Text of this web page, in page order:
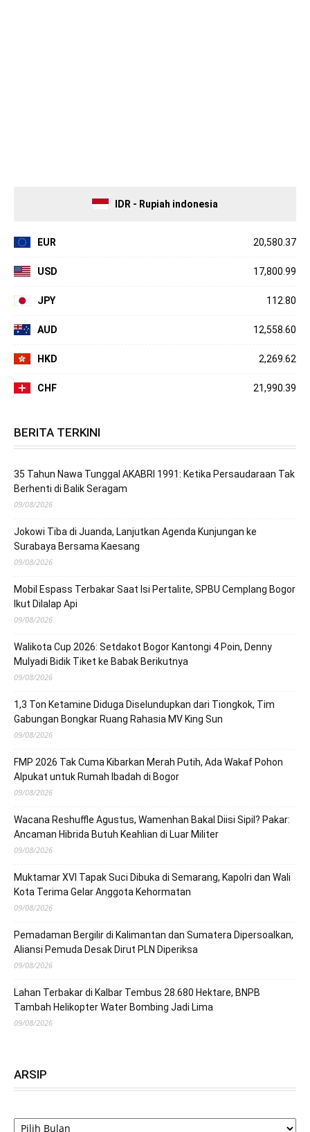
IDR - Rupiah indonesia
EUR 20,580.37
USD 17,800.99
JPY 112.80
AUD 12,558.60
HKD 2,269.62
CHF 21,990.39
BERITA TERKINI
35 Tahun Nawa Tunggal AKABRI 1991: Ketika Persaudaraan Tak
Berhenti di Balik Seragam
09/08/2026
Jokowi Tiba di Juanda, Lanjutkan Agenda Kunjungan ke
Surabaya Bersama Kaesang
09/08/2026
Mobil Espass Terbakar Saat Isi Pertalite, SPBU Cemplang Bogor
Ikut Dilalap Api
09/08/2026
Walikota Cup 2026: Setdakot Bogor Kantongi 4 Poin, Denny
Mulyadi Bidik Tiket ke Babak Berikutnya
09/08/2026
1,3 Ton Ketamine Diduga Diselundupkan dari Tiongkok, Tim
Gabungan Bongkar Ruang Rahasia MV King Sun
09/08/2026
FMP 2026 Tak Cuma Kibarkan Merah Putih, Ada Wakaf Pohon
Alpukat untuk Rumah Ibadah di Bogor
09/08/2026
Wacana Reshuffle Agustus, Wamenhan Bakal Diisi Sipil? Pakar:
Ancaman Hibrida Butuh Keahlian di Luar Militer
09/08/2026
Muktamar XVI Tapak Suci Dibuka di Semarang, Kapolri dan Wali
Kota Terima Gelar Anggota Kehormatan
09/08/2026
Pemadaman Bergilir di Kalimantan dan Sumatera Dipersoalkan,
Aliansi Pemuda Desak Dirut PLN Diperiksa
09/08/2026
Lahan Terbakar di Kalbar Tembus 28.680 Hektare, BNPB
Tambah Helikopter Water Bombing Jadi Lima
09/08/2026
ARSIP
ARSIP